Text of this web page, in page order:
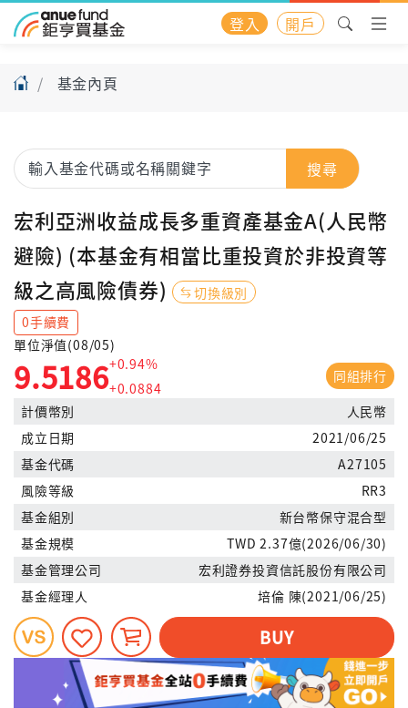
登入 開戶
基金內頁
搜尋
宏利亞洲收益成長多重資產基金A(人民幣
避險) (本基金有相當比重投資於非投資等
級之高風險債券)
切換級別
0手續費
單位淨值(08/05)
9.5186+0.94%
+0.0884
同組排行
計價幣別
人民幣
成立日期
2021/06/25
基金代碼
A27105
風險等級
RR3
基金組別
新台幣保守混合型
基金規模
TWD 2.37億(2026/06/30)
基金管理公司
宏利證券投資信託股份有限公司
基金經理人
培倫 陳(2021/06/25)
BUY